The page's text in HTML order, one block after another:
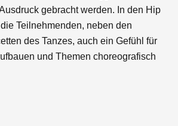
gebracht werden. In den Hip
Teilnehmenden, neben den
des Tanzes, auch ein Gefühl für
und Themen choreografisch